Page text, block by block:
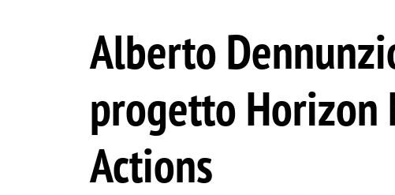
Alberto
progetto Horizon
Actions